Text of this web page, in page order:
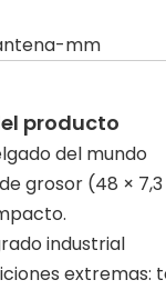
mm
producto
del mundo
grosor (48 ×
industrial
extremas: